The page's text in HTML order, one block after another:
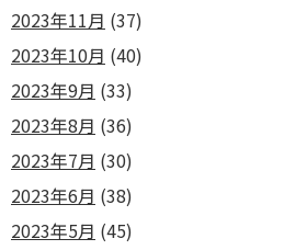
2023年11月 (37)
2023年10月 (40)
2023年9月 (33)
2023年8月 (36)
2023年7月 (30)
2023年6月 (38)
2023年5月 (45)